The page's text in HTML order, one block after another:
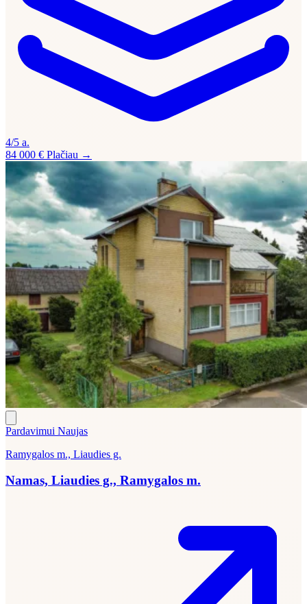
4/5 a.
84 000 € Plačiau →
Pardavimui Naujas
Ramygalos m., Liaudies g.
Namas, Liaudies g., Ramygalos m.